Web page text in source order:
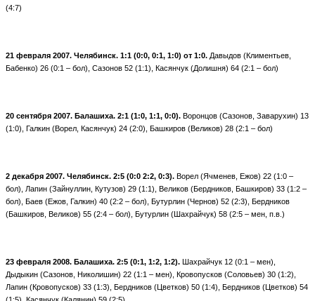
(4:7)
21 февраля 2007. Челябинск. 1:1 (0:0, 0:1, 1:0) от 1:0. Давыдов (Климентьев,
Бабенко) 26 (0:1 – бол), Сазонов 52 (1:1), Касянчук (Долишня) 64 (2:1 – бол)
20 сентября 2007. Балашиха. 2:1 (1:0, 1:1, 0:0). Воронцов (Сазонов, Заварухин) 13
(1:0), Галкин (Ворел, Касянчук) 24 (2:0), Башкиров (Великов) 28 (2:1 – бол)
2 декабря 2007. Челябинск. 2:5 (0:0 2:2, 0:3). Ворел (Ячменев, Ежов) 22 (1:0 –
бол), Лапин (Зайнуллин, Кутузов) 29 (1:1), Великов (Бердников, Башкиров) 33 (1:2 –
бол), Баев (Ежов, Галкин) 40 (2:2 – бол), Бутурлин (Чернов) 52 (2:3), Бердников
(Башкиров, Великов) 55 (2:4 – бол), Бутурлин (Шахрайчук) 58 (2:5 – мен, п.в.)
23 февраля 2008. Балашиха. 2:5 (0:1, 1:2, 1:2). Шахрайчук 12 (0:1 – мен),
Дыдыкин (Сазонов, Николишин) 22 (1:1 – мен), Кровопусков (Соловьев) 30 (1:2),
Лапин (Кровопусков) 33 (1:3), Бердников (Цветков) 50 (1:4), Бердников (Цветков) 54